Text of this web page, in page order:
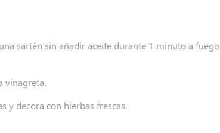
sartén sin añadir aceite durante 1 minuto a fuego
vinagreta.
y decora con hierbas frescas.